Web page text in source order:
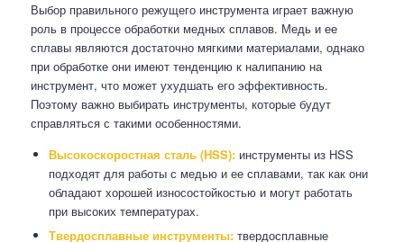
Выбор правильного режущего инструмента играет важную
роль в процессе обработки медных сплавов. Медь и ее
сплавы являются достаточно мягкими материалами, однако
при обработке они имеют тенденцию к налипанию на
инструмент, что может ухудшать его эффективность.
Поэтому важно выбирать инструменты, которые будут
справляться с такими особенностями.
Высокоскоростная сталь (HSS):инструменты из HSS
подходят для работы с медью и ее сплавами, так как они
обладают хорошей износостойкостью и могут работать
при высоких температурах.
Твердосплавные инструменты:твердосплавные